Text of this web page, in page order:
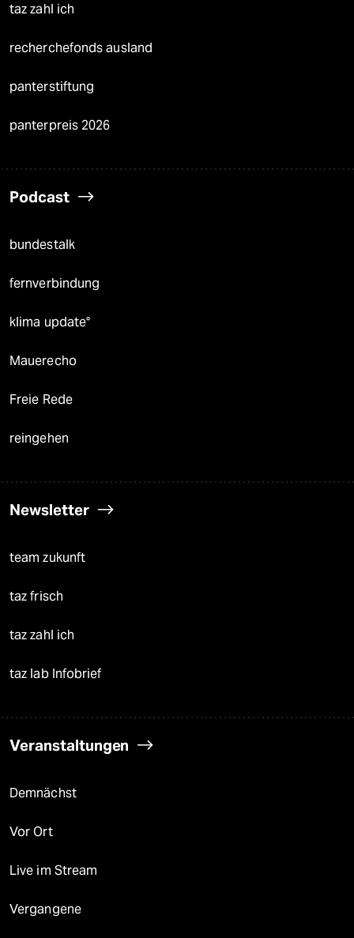
taz zahl ich
recherchefonds ausland
panterstiftung
panterpreis 2026
Podcast
bundestalk
fernverbindung
klima update°
Mauerecho
Freie Rede
reingehen
Newsletter
team zukunft
taz frisch
taz zahl ich
taz lab Infobrief
Veranstaltungen
Demnächst
Vor Ort
Live im Stream
Vergangene